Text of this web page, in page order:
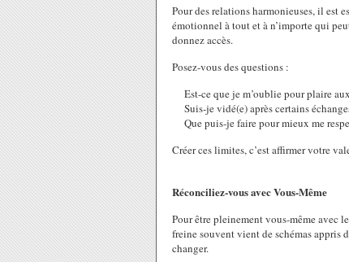
Pour des relations harmonieuses, il est
émotionnel à tout et à n’importe qui
donnez accès.
Posez-vous des questions :
Est-ce que je m’oublie pour plaire
Suis-je vidé(e) après certains
Que puis-je faire pour mieux me
Créer ces limites, c’est affirmer votre
Réconciliez-vous avec Vous-Même
Pour être pleinement vous-même avec
freine souvent vient de schémas appris
changer.